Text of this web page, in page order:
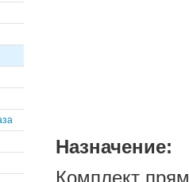
Назначение:
Комплект